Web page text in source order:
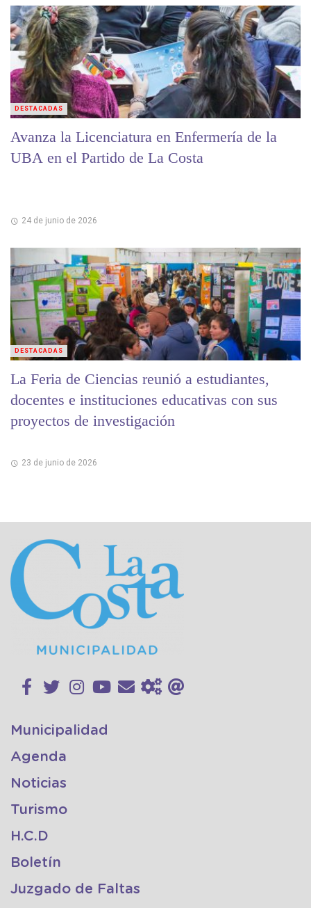
Avanza la Licenciatura en Enfermería de la
UBA en el Partido de La Costa
24 de junio de 2026
DESTACADAS
La Feria de Ciencias reunió a estudiantes,
docentes e instituciones educativas con sus
proyectos de investigación
23 de junio de 2026
DESTACADAS
Municipalidad
Agenda
Noticias
Turismo
H.C.D
Boletín
Juzgado de Faltas